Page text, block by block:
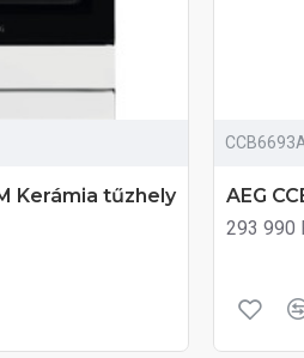
Kerámia tűzhely
AEG
293 990